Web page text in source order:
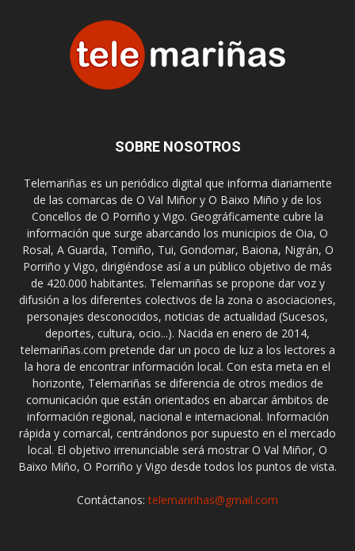
SOBRE NOSOTROS
Telemariñas es un periódico digital que informa diariamente
de las comarcas de O Val Miñor y O Baixo Miño y de los
Concellos de O Porriño y Vigo. Geográficamente cubre la
información que surge abarcando los municipios de Oia, O
Rosal, A Guarda, Tomiño, Tui, Gondomar, Baiona, Nigrán, O
Porriño y Vigo, dirigiéndose así a un público objetivo de más
de 420.000 habitantes. Telemariñas se propone dar voz y
difusión a los diferentes colectivos de la zona o asociaciones,
personajes desconocidos, noticias de actualidad (Sucesos,
deportes, cultura, ocio...). Nacida en enero de 2014,
telemariñas.com pretende dar un poco de luz a los lectores a
la hora de encontrar información local. Con esta meta en el
horizonte, Telemariñas se diferencia de otros medios de
comunicación que están orientados en abarcar ámbitos de
información regional, nacional e internacional. Información
rápida y comarcal, centrándonos por supuesto en el mercado
local. El objetivo irrenunciable será mostrar O Val Miñor, O
Baixo Miño, O Porriño y Vigo desde todos los puntos de vista.
Contáctanos:telemarinhas@gmail.com